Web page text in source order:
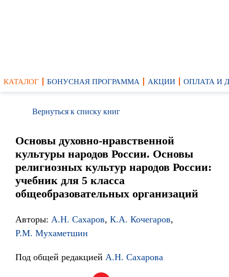
КАТАЛОГ БОНУСНАЯ ПРОГРАММА АКЦИИ ОПЛАТА И
Вернуться к списку книг
Основы духовно-нравственной
культуры народов России. Основы
религиозных культур народов России:
учебник для 5 класса
общеобразовательных организаций
Авторы: А.Н. Сахаров, К.А. Кочегаров,
Р.М. Мухаметшин
Под общей редакцией А.Н. Сахарова